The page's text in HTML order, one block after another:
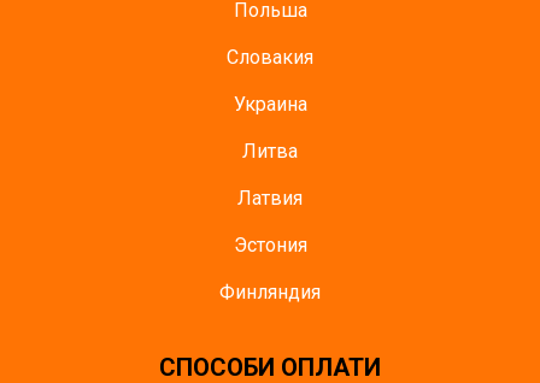
Польша
Словакия
Украина
Литва
Латвия
Эстония
Финляндия
СПОСОБИ ОПЛАТИ